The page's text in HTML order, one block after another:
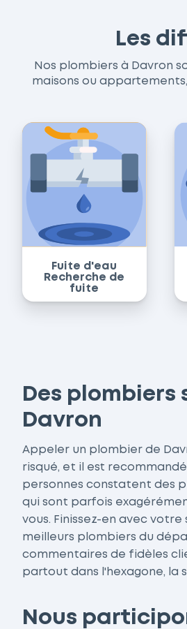
Les
Nos plombiers à Davron
maisons ou
Fuite d'eau
Recherche de
fuite
Des
Davron
Appeler un plombier de
risqué, et il est
personnes constatent des
qui sont parfois
vous. Finissez-en avec
meilleurs plombiers du
commentaires de fidèles
partout dans l'hexagone,
Nous